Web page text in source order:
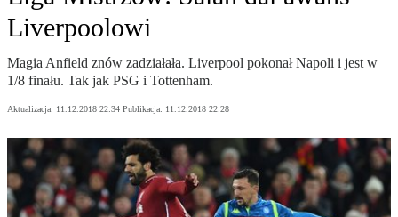
Liverpoolowi
Magia Anfield znów zadziałała. Liverpool pokonał Napoli i jest w
1/8 finału. Tak jak PSG i Tottenham.
Aktualizacja: 11.12.2018 22:34 Publikacja: 11.12.2018 22:28